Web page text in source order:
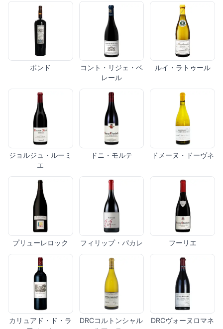
ボンド
コント・リジェ・ベ
レール
ルイ・ラトゥール
ジョルジュ・ルーミ
エ
ドニ・モルテ ドメーヌ・ドーヴネ
プリューレロック フィリップ・パカレ フーリエ
カリュアド・ド・ラ
DRCコルトンシャル
DRCヴォーヌロマネ